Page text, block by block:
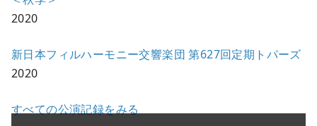
2020
新日本フィルハーモニー交響楽団 第627回定期トパーズ
2020
すべての公演記録をみる